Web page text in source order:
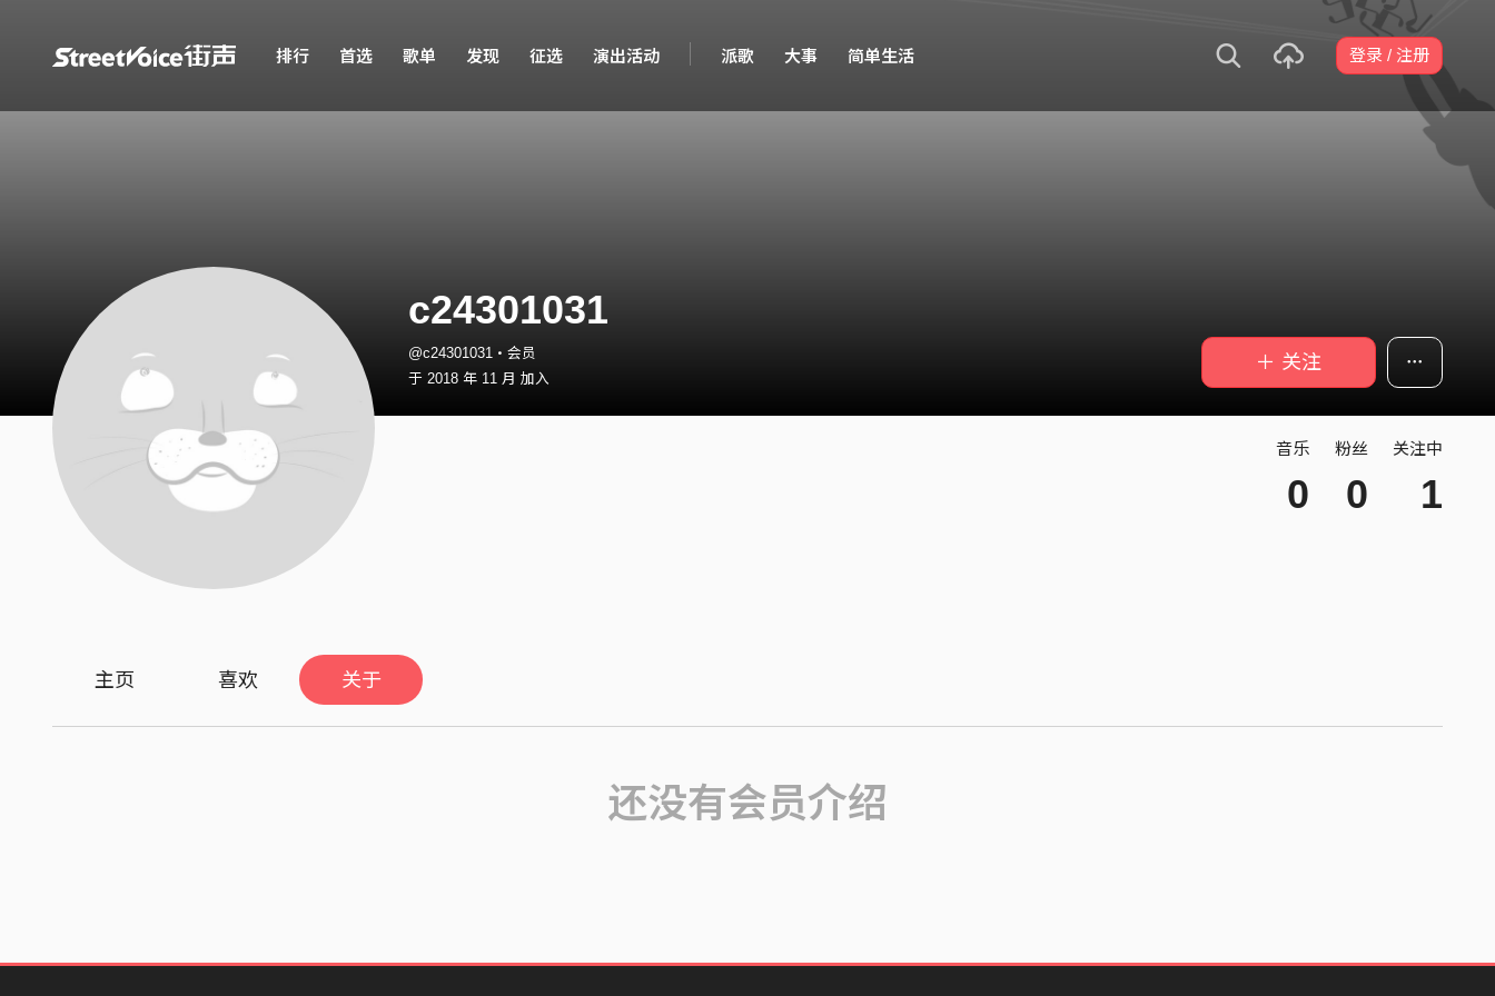
排行 首选 歌单 发现 征选 演出活动 派歌 大事 简单生活 登录 / 注册
c24301031
@c24301031・会员
于 2018 年 11 月 加入
＋ 关注
音乐
0
粉丝
0
关注中
1
主页 喜欢 关于
还没有会员介绍